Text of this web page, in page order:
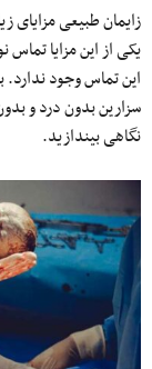
زایمان طبیعی مزایای
یکی از این مزایا تماس
این تماس وجود
سزارین بدون درد و
نگاهی بیندازید.